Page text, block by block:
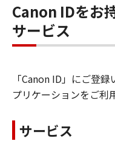
Canon IDをお
サービス
「Canon ID」にご登
プリケーションをご利
サービス